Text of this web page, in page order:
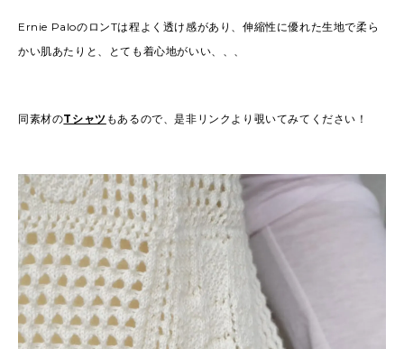
Ernie PaloのロンTは程よく透け感があり、伸縮性に優れた生地で柔ら
かい肌あたりと、とても着心地がいい、、、
同素材のTシャツ もあるので、是非リンクより覗いてみてください！